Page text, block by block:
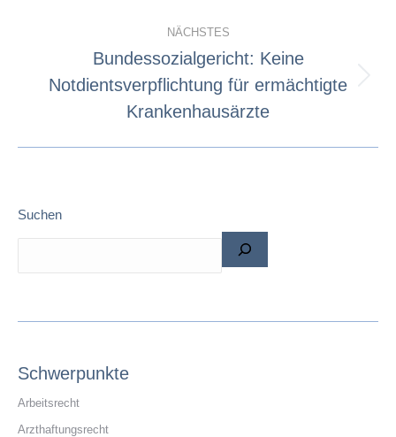
NÄCHSTES
Bundessozialgericht: Keine
Notdientsverpflichtung für ermächtigte
Krankenhausärzte
Suchen
Schwerpunkte
Arbeitsrecht
Arzthaftungsrecht